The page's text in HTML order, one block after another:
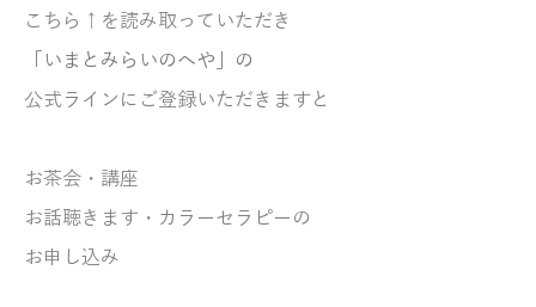
こちら↑を読み取っていただき
「いまとみらいのへや」の
公式ラインにご登録いただきますと
お茶会・講座
お話聴きます・ カラーセラピーの
お申し込み